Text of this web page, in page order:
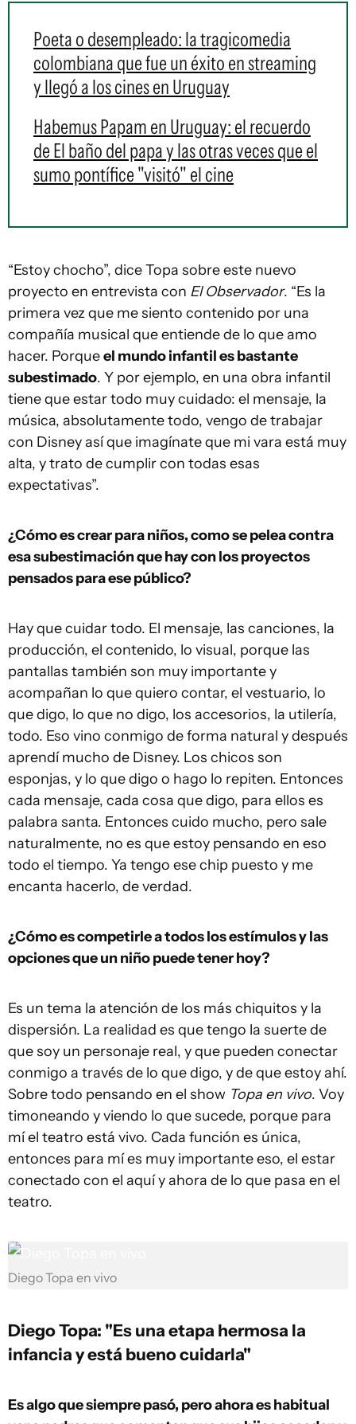
Poeta o desempleado: la tragicomedia
colombiana que fue un éxito en streaming
y llegó a los cines en Uruguay
Habemus Papam en Uruguay: el recuerdo
de El baño del papa y las otras veces que el
sumo pontífice "visitó" el cine
“Estoy chocho”, dice Topa sobre este nuevo
proyecto en entrevista con El Observador. “Es la
primera vez que me siento contenido por una
compañía musical que entiende de lo que amo
hacer. Porqueel mundo infantil es bastante
subestimado. Y por ejemplo, en una obra infantil
tiene que estar todo muy cuidado: el mensaje, la
música, absolutamente todo, vengo de trabajar
con Disney así que imagínate que mi vara está muy
alta, y trato de cumplir con todas esas
expectativas”.
¿Cómo es crear para niños, como se pelea contra
esa subestimación que hay con los proyectos
pensados para ese público?
Hay que cuidar todo. El mensaje, las canciones, la
producción, el contenido, lo visual, porque las
pantallas también son muy importante y
acompañan lo que quiero contar, el vestuario, lo
que digo, lo que no digo, los accesorios, la utilería,
todo. Eso vino conmigo de forma natural y después
aprendí mucho de Disney. Los chicos son
esponjas, y lo que digo o hago lo repiten. Entonces
cada mensaje, cada cosa que digo, para ellos es
palabra santa. Entonces cuido mucho, pero sale
naturalmente, no es que estoy pensando en eso
todo el tiempo. Ya tengo ese chip puesto y me
encanta hacerlo, de verdad.
¿Cómo es competirle a todos los estímulos y las
opciones que un niño puede tener hoy?
Es un tema la atención de los más chiquitos y la
dispersión. La realidad es que tengo la suerte de
que soy un personaje real, y que pueden conectar
conmigo a través de lo que digo, y de que estoy ahí.
Sobre todo pensando en el show Topa en vivo. Voy
timoneando y viendo lo que sucede, porque para
mí el teatro está vivo. Cada función es única,
entonces para mí es muy importante eso, el estar
conectado con el aquí y ahora de lo que pasa en el
teatro.
Diego Topa en vivo
Diego Topa: "Es una etapa hermosa la
infancia y está bueno cuidarla"
Es algo que siempre pasó, pero ahora es habitual